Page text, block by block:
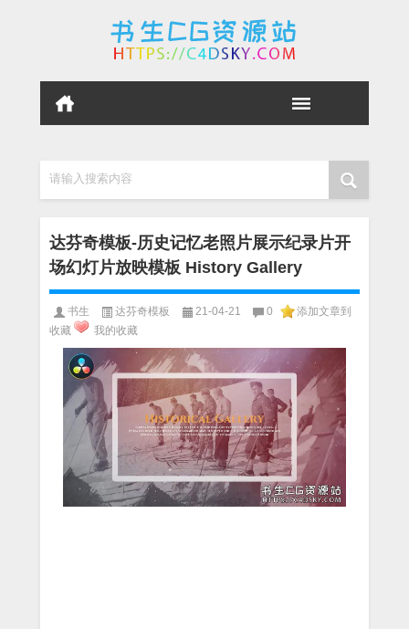
请输入搜索内容
达芬奇模板-历史记忆老照片展示纪录片开
场​​幻灯片放映模板 History Gallery
书生 达芬奇模板 21-04-21 0
添加文章到
收藏
我的收藏